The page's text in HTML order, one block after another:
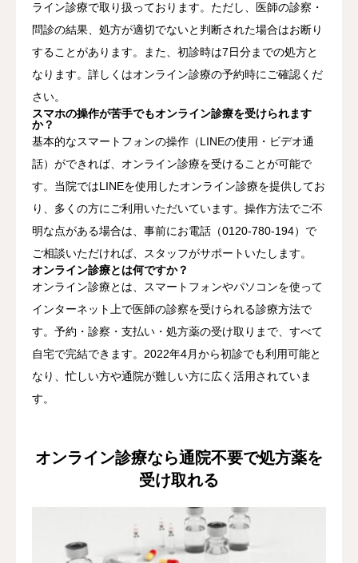
ライン診療で取り扱っております。ただし、医師の診察・
問診の結果、処方が適切でないと判断された場合はお断り
することがあります。また、初診時は7日分までの処方と
なります。詳しくはオンライン診療の予約時にご確認くだ
さい。
スマホの操作が苦手でもオンライン診療を受けられます
か？
基本的なスマートフォンの操作（LINEの使用・ビデオ通
話）ができれば、オンライン診療を受けることが可能で
す。当院ではLINEを使用したオンライン診療を提供してお
り、多くの方にご利用いただいています。操作方法でご不
明な点がある場合は、事前にお電話（0120-780-194）で
ご相談いただければ、スタッフがサポートいたします。
オンライン診療とは何ですか？
オンライン診療とは、スマートフォンやパソコンを使って
インターネット上で医師の診察を受けられる診療方法で
す。予約・診察・支払い・処方薬の受け取りまで、すべて
自宅で完結できます。2022年4月から初診でも利用可能と
なり、忙しい方や通院が難しい方に広く活用されていま
す。
オンライン診療なら通院不要で処方薬を
受け取れる